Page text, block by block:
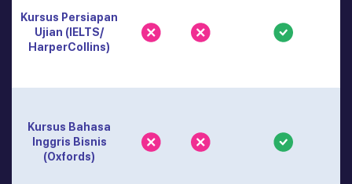
Kursus Persiapan
Ujian (IELTS/
HarperCollins)
Kursus Bahasa
Inggris Bisnis
(Oxfords)